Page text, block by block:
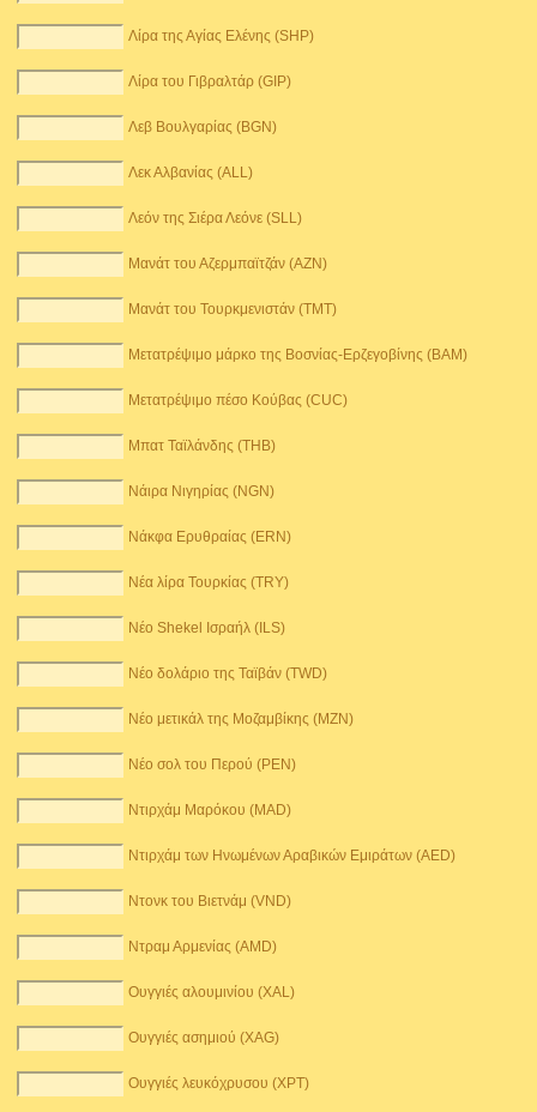
Λίρα της Αγίας Ελένης (SHP)
Λίρα του Γιβραλτάρ (GIP)
Λεβ Βουλγαρίας (BGN)
Λεκ Αλβανίας (ALL)
Λεόν της Σιέρα Λεόνε (SLL)
Μανάτ του Αζερμπαϊτζάν (AZN)
Μανάτ του Τουρκμενιστάν (TMT)
Μετατρέψιμο μάρκο της Βοσνίας-Ερζεγοβίνης (BAM)
Μετατρέψιμο πέσο Κούβας (CUC)
Μπατ Ταϊλάνδης (THB)
Νάιρα Νιγηρίας (NGN)
Νάκφα Ερυθραίας (ERN)
Νέα λίρα Τουρκίας (TRY)
Νέο Shekel Ισραήλ (ILS)
Νέο δολάριο της Ταϊβάν (TWD)
Νέο μετικάλ της Μοζαμβίκης (MZN)
Νέο σολ του Περού (PEN)
Ντιρχάμ Μαρόκου (MAD)
Ντιρχάμ των Ηνωμένων Αραβικών Εμιράτων (AED)
Ντονκ του Βιετνάμ (VND)
Ντραμ Αρμενίας (AMD)
Ουγγιές αλουμινίου (XAL)
Ουγγιές ασημιού (XAG)
Ουγγιές λευκόχρυσου (XPT)